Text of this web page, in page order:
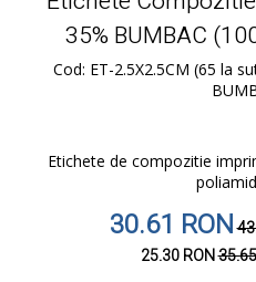
35% BUMBAC
Cod: ET-2.5X2.5CM (65 la
Etichete de compozitie
30.61 RON
25.30 RON